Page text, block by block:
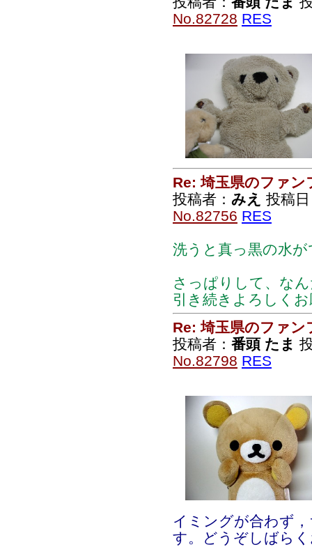
No.82728 RES
Re: 埼玉県のファン
投稿者： みえ 投稿
No.82756 RES
洗うと真っ黒の水
さっぱりして、な
引き続きよろしく
Re: 埼玉県のファン
投稿者： 番頭 たま
No.82798 RES
イミングが合わず
す。どうぞしばら